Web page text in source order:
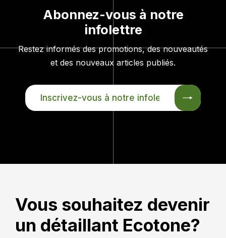
Abonnez-vous à notre
infolettre
Restez informés des promotions, des nouveautés
et des nouveaux articles publiés.
INSCRIVEZ-
VOUS
Vous souhaitez devenir
un détaillant Ecotone?